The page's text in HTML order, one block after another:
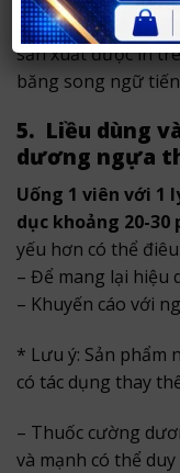
Thời hạn sử dụng:
sản xuất được in
băng song ngữ
5. Liều dùng
dương ngựa
Uống 1 viên với 1
dục khoảng 20-30
yếu hơn có thể
– Để mang lại hiệu
– Khuyến cáo với
* Lưu ý: Sản phẩm
có tác dụng thay
– Thuốc cường
và mạnh có thể